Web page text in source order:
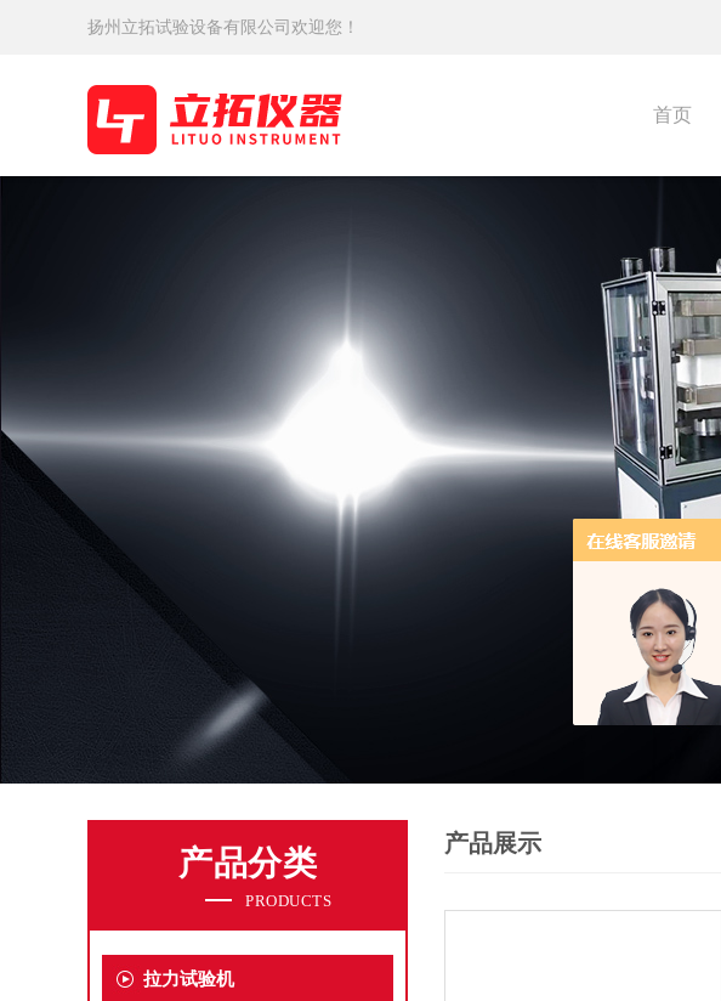
扬州立拓试验设备有限公司欢迎您！
首页
产品分类
PRODUCTS
拉力试验机
产品展示